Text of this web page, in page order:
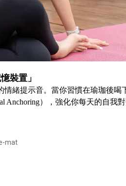
裝置」
緒提⽰⾳。當你習慣在瑜珈後喝
Anchoring），強化你每天的⾃我
mat